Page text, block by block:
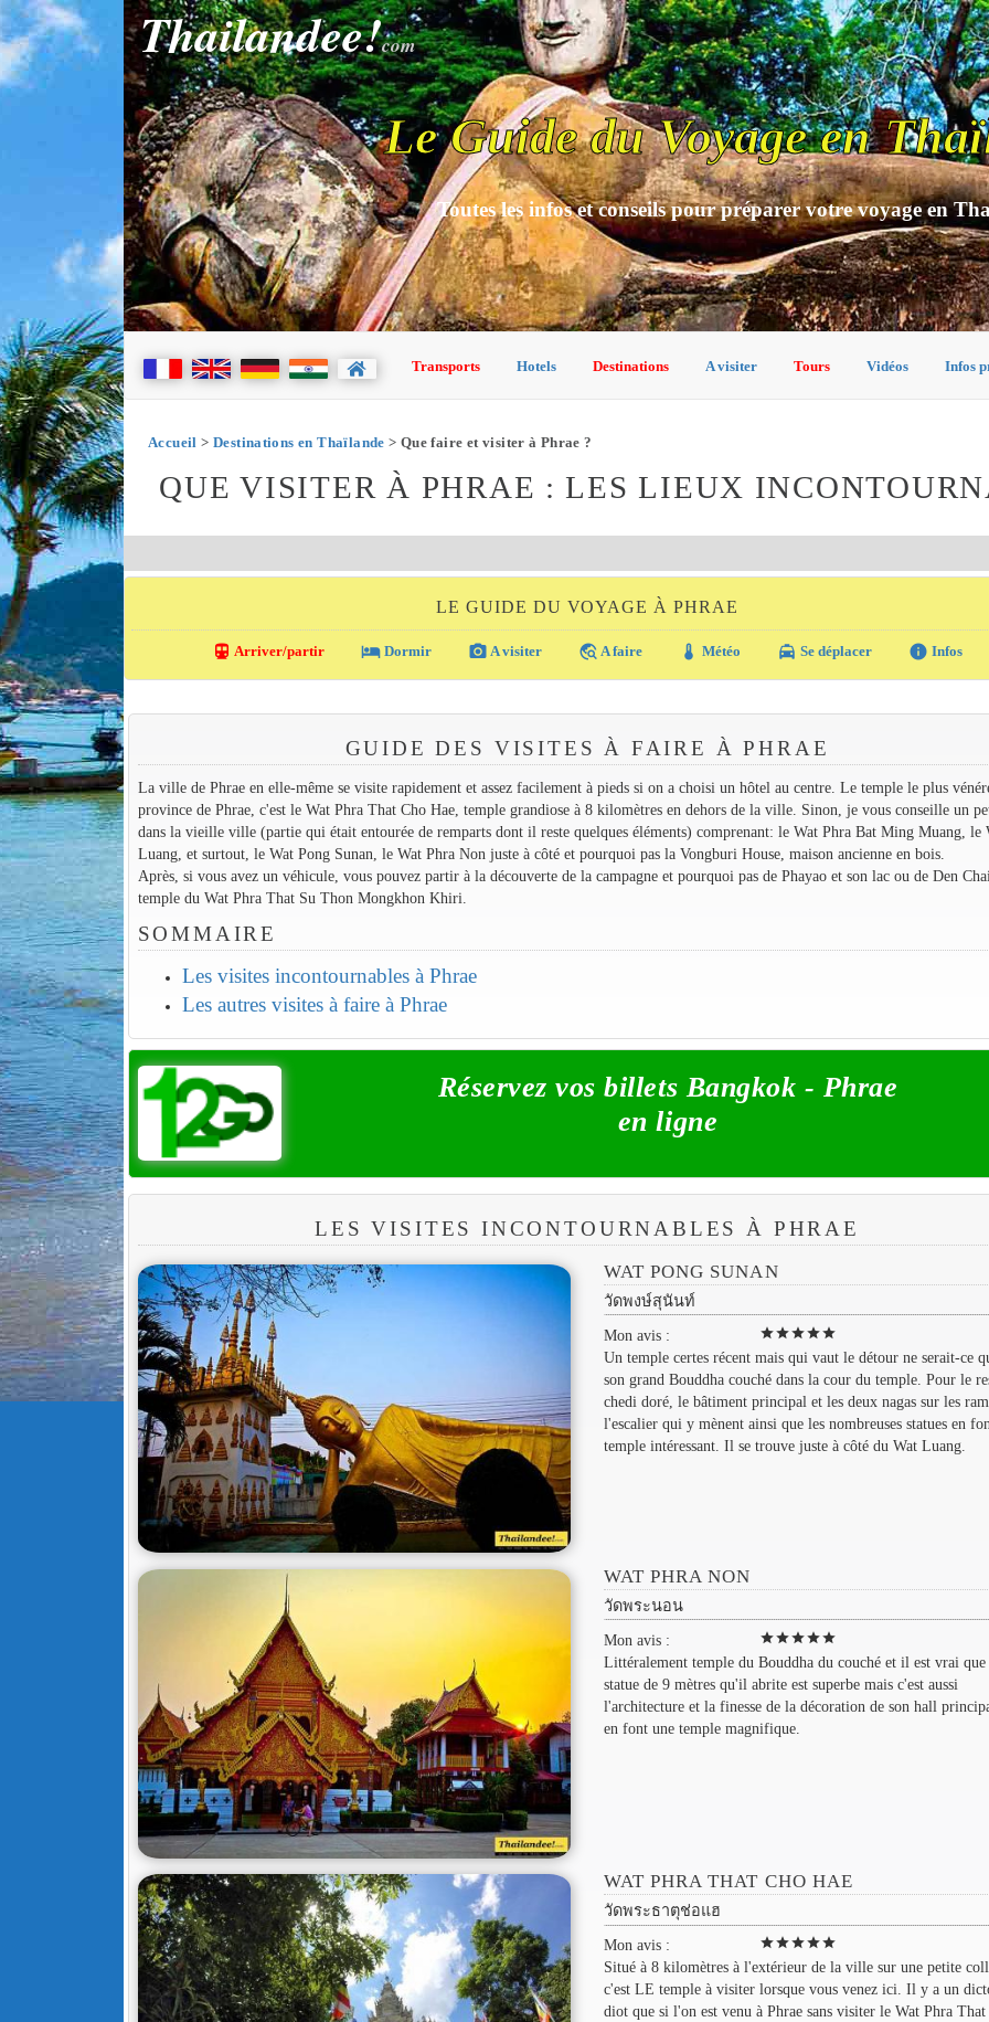
Thailandee!com
Le Guide du Voyage en
Toutes les infos et conseils pour préparer votre voyage en
Transports Hotels Destinations A visiter Tours Vidéos Infos
Accueil > Destinations en Thaïlande > Que faire et visiter à Phrae ?
QUE VISITER À PHRAE : LES LIEUX
LE GUIDE DU VOYAGE À PHRAE
directions_transit Arriver/partir local_hotel Dormir photo_camera A visiter travel_explore A faire thermostat Météo local_taxi Se déplacer info Infos
GUIDE DES VISITES À FAIRE À PHRAE
La ville de Phrae en elle-même se visite rapidement et assez facilement à pieds si on a choisi un hôtel au centre. Le temple le plus
province de Phrae, c'est le Wat Phra That Cho Hae, temple grandiose à 8 kilomètres en dehors de la ville. Sinon, je vous conseille un
dans la vieille ville (partie qui était entourée de remparts dont il reste quelques éléments) comprenant: le Wat Phra Bat Ming Muang, le
Luang, et surtout, le Wat Pong Sunan, le Wat Phra Non juste à côté et pourquoi pas la Vongburi House, maison ancienne en bois.
Après, si vous avez un véhicule, vous pouvez partir à la découverte de la campagne et pourquoi pas de Phayao et son lac ou de Den
temple du Wat Phra That Su Thon Mongkhon Khiri.
SOMMAIRE
Les visites incontournables à Phrae
Les autres visites à faire à Phrae
Réservez vos billets Bangkok - Phrae
en ligne
LES VISITES INCONTOURNABLES À PHRAE
WAT PONG SUNAN
วัดพงษ์สุนันท์
Mon avis :
starstarstarstarstar
Un temple certes récent mais qui vaut le détour ne serait-ce
son grand Bouddha couché dans la cour du temple. Pour le
chedi doré, le bâtiment principal et les deux nagas sur les
l'escalier qui y mènent ainsi que les nombreuses statues en
temple intéressant. Il se trouve juste à côté du Wat Luang.
WAT PHRA NON
วัดพระนอน
Mon avis :
starstarstarstarstar
Littéralement temple du Bouddha du couché et il est vrai que
statue de 9 mètres qu'il abrite est superbe mais c'est aussi
l'architecture et la finesse de la décoration de son hall
en font une temple magnifique.
WAT PHRA THAT CHO HAE
วัดพระธาตุช่อแฮ
Mon avis :
starstarstarstarstar
Situé à 8 kilomètres à l'extérieur de la ville sur une petite
c'est LE temple à visiter lorsque vous venez ici. Il y a un
diot que si l'on est venu à Phrae sans visiter le Wat Phra